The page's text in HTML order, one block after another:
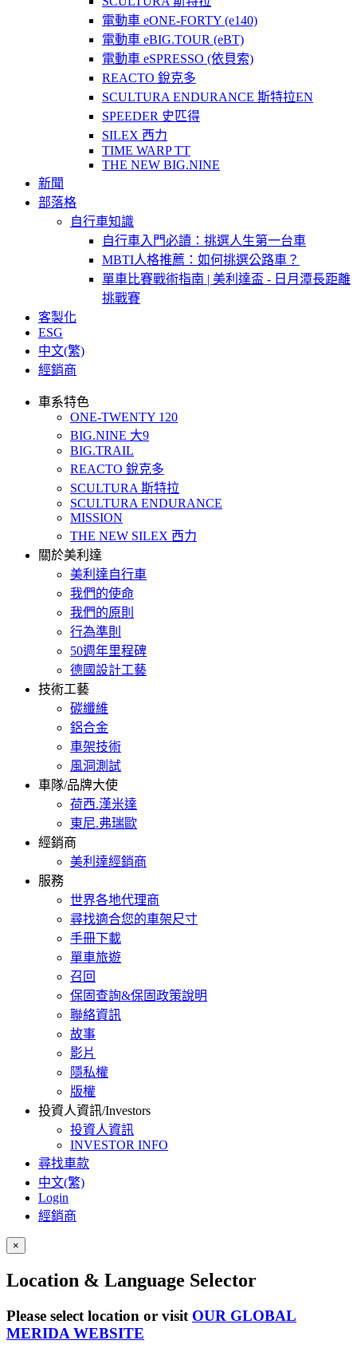
電動車 eONE-FORTY (e140)
電動車 eBIG.TOUR (eBT)
電動車 eSPRESSO (依貝索)
REACTO 銳克多
SCULTURA ENDURANCE 斯特拉EN
SPEEDER 史匹得
SILEX 西力
TIME WARP TT
THE NEW BIG.NINE
新聞
部落格
自行車知識
自行車入門必讀：挑選人生第一台車
MBTI人格推薦：如何挑選公路車？
單車比賽戰術指南 | 美利達盃 - 日月潭長距離
挑戰賽
客製化
ESG
中文(繁)
經銷商
車系特色
ONE-TWENTY 120
BIG.NINE 大9
BIG.TRAIL
REACTO 銳克多
SCULTURA 斯特拉
SCULTURA ENDURANCE
MISSION
THE NEW SILEX 西力
關於美利達
美利達自行車
我們的使命
我們的原則
行為準則
50週年里程碑
德國設計工藝
技術工藝
碳纖維
鋁合金
車架技術
風洞測試
車隊/品牌大使
荷西.漢米達
東尼.弗瑞歐
經銷商
美利達經銷商
服務
世界各地代理商
尋找適合您的車架尺寸
手冊下載
單車旅遊
召回
保固查詢&保固政策說明
聯絡資訊
故事
影片
隱私權
版權
投資人資訊/Investors
投資人資訊
INVESTOR INFO
尋找車款
中文(繁)
Login
經銷商
×
Location & Language Selector
Please select location or visit OUR GLOBAL
MERIDA WEBSITE